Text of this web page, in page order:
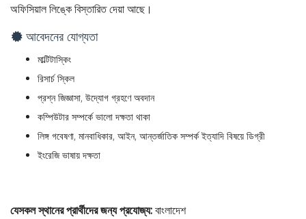
অফিসিয়াল লিঙ্কে বিস্তারিত দেয়া আছে।
আবেদনের যোগ্যতা
মাল্টিটাস্কিং
রিসার্চ স্কিল
প্রশ্ন জিজ্ঞাসা, উদ্যোগ গ্রহণে অবদান
কম্পিউটার সম্পর্কে ভালো দক্ষতা থাকা
লিঙ্গ গবেষণা, মানবাধিকার, আইন, আন্তর্জাতিক সম্পর্ক ইত্যাদি বিষয়ে ডিগ্রী
ইংরেজি ভাষায় দক্ষতা
যেসকল স্থানের প্রার্থীদের জন্য প্রযোজ্য:বাংলাদেশ